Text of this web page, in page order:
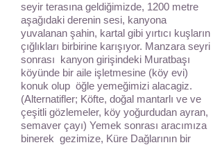
seyir terasına geldiğimizde, 1200 metre
aşağıdaki derenin sesi, kanyona
yuvalanan şahin, kartal gibi yırtıcı kuşların
çığlıkları birbirine karışıyor. Manzara seyri
sonrası kanyon girişindeki Muratbaşı
köyünde bir aile işletmesine (köy evi)
konuk olup öğle yemeğimizi alacagiz.
(Alternatifler; Köfte, doğal mantarlı ve ve
çeşitli gözlemeler, köy yoğurdudan ayran,
semaver çayı) Yemek sonrası aracımıza
binerek gezimize, Küre Dağlarının bir